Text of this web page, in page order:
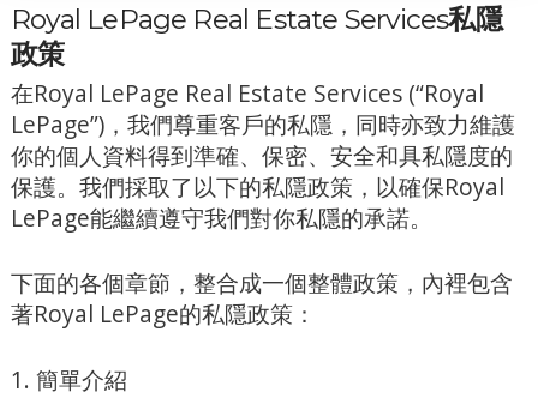
Royal LePage Real Estate Services私隱
政策
在Royal LePage Real Estate Services (“Royal
LePage”)，我們尊重客戶的私隱，同時亦致力維護
你的個人資料得到準確、保密、安全和具私隱度的
保護。我們採取了以下的私隱政策，以確保Royal
LePage能繼續遵守我們對你私隱的承諾。
下面的各個章節，整合成一個整體政策，內裡包含
著Royal LePage的私隱政策：
1. 簡單介紹